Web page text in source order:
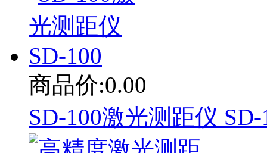
商品价:0.00
SD-100激光测距仪 SD-